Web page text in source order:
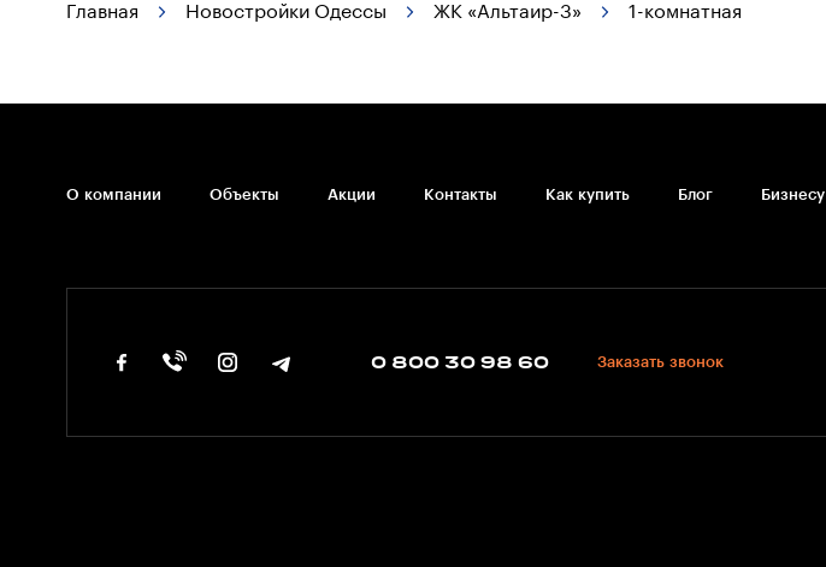
Главная Новостройки Одессы ЖК «Альтаир-3» 1-комнатная
О компании Объекты Акции Контакты Как купить Блог Бизнесу
0 800 30 98 60 Заказать звонок